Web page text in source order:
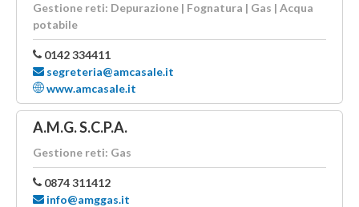
Gestione reti: Depurazione | Fognatura | Gas | Acqua
potabile
0142 334411
segreteria@amcasale.it
www.amcasale.it
A.M.G. S.C.P.A.
Gestione reti: Gas
0874 311412
info@amggas.it